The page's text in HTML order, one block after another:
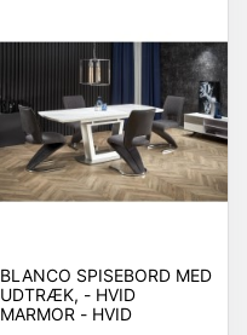
BLANCO SPISEBORD MED
UDTRÆK, - HVID
MARMOR - HVID